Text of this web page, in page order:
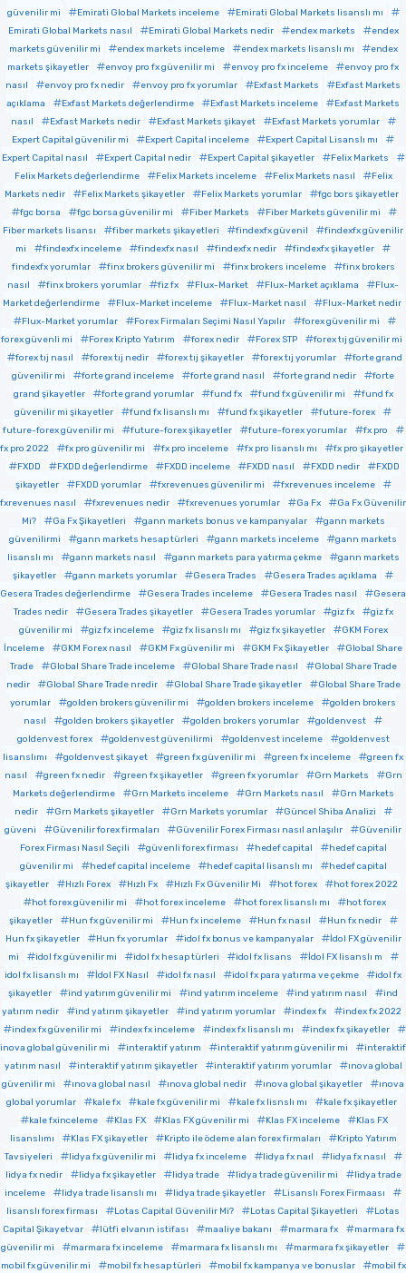
güvenilir mi Emirati Global Markets inceleme
Emirati Global Markets lisanslı mı
Emirati Global Markets nasıl
Emirati Global Markets nedir endex markets
endex
markets güvenilir mi
endex markets inceleme endex markets lisanslı mı
endex
markets şikayetler
envoy pro fx güvenilir mi envoy pro fx inceleme
envoy pro fx
nasıl
envoy pro fx nedir envoy pro fx yorumlar Exfast Markets
Exfast Markets
açıklama
Exfast Markets değerlendirme Exfast Markets inceleme
Exfast Markets
nasıl
Exfast Markets nedir Exfast Markets şikayet
Exfast Markets yorumlar
Expert Capital güvenilir mi
Expert Capital inceleme
Expert Capital Lisanslı mı
Expert Capital nasıl
Expert Capital nedir Expert Capital şikayetler
Felix Markets
Felix Markets değerlendirme
Felix Markets inceleme Felix Markets nasıl
Felix
Markets nedir
Felix Markets şikayetler Felix Markets yorumlar
fgc bors şikayetler
fgc borsa
fgc borsa güvenilir mi Fiber Markets
Fiber Markets güvenilir mi
Fiber markets lisansı
fiber markets şikayetleri findexfx güvenil
findexfx güvenilir
mi
findexfx inceleme findexfx nasıl findexfx nedir
findexfx şikayetler
findexfx yorumlar
finx brokers güvenilir mi finx brokers inceleme
finx brokers
nasıl
finx brokers yorumlar fiz fx Flux-Market Flux-Market açıklama
Flux-
Market değerlendirme
Flux-Market inceleme Flux-Market nasıl
Flux-Market nedir
Flux-Market yorumlar
Forex Firmaları Seçimi Nasıl Yapılır
forex güvenilir mi
forex güvenli mi
Forex Kripto Yatırım forex nedir Forex STP
forex tıj güvenilir mi
forex tıj nasıl
forex tıj nedir forex tıj şikayetler forex tıj yorumlar
forte grand
güvenilir mi
forte grand inceleme forte grand nasıl forte grand nedir
forte
grand şikayetler
forte grand yorumlar fund fx fund fx güvenilir mi
fund fx
güvenilir mi şikayetler
fund fx lisanslı mı fund fx şikayetler
future-forex
future-forex güvenilir mi
future-forex şikayetler future-forex yorumlar
fx pro
fx pro 2022
fx pro güvenilir mi fx pro inceleme fx pro lisanslı mı
fx pro şikayetler
FXDD
FXDD değerlendirme FXDD inceleme FXDD nasıl FXDD nedir
FXDD
şikayetler
FXDD yorumlar fxrevenues güvenilir mi
fxrevenues inceleme
fxrevenues nasıl
fxrevenues nedir fxrevenues yorumlar Ga Fx
Ga Fx Güvenilir
Mi?
Ga Fx Şikayetleri gann markets bonus ve kampanyalar
gann markets
güvenilirmi
gann markets hesap türleri gann markets inceleme
gann markets
lisanslı mı
gann markets nasıl gann markets para yatırma çekme
gann markets
şikayetler
gann markets yorumlar Gesera Trades
Gesera Trades açıklama
Gesera Trades değerlendirme
Gesera Trades inceleme Gesera Trades nasıl
Gesera
Trades nedir
Gesera Trades şikayetler Gesera Trades yorumlar giz fx
giz fx
güvenilir mi
giz fx inceleme giz fx lisanslı mı giz fx şikayetler
GKM Forex
İnceleme
GKM Forex nasıl GKM Fx güvenilir mi GKM Fx Şikayetler
Global Share
Trade
Global Share Trade inceleme Global Share Trade nasıl
Global Share Trade
nedir
Global Share Trade nredir Global Share Trade şikayetler
Global Share Trade
yorumlar
golden brokers güvenilir mi golden brokers inceleme
golden brokers
nasıl
golden brokers şikayetler golden brokers yorumlar
goldenvest
goldenvest forex
goldenvest güvenilirmi goldenvest inceleme
goldenvest
lisanslımı
goldenvest şikayet green fx güvenilir mi green fx inceleme
green fx
nasıl
green fx nedir green fx şikayetler green fx yorumlar Grn Markets
Grn
Markets değerlendirme
Grn Markets inceleme Grn Markets nasıl
Grn Markets
nedir
Grn Markets şikayetler Grn Markets yorumlar
Güncel Shiba Analizi
güveni
Güvenilir forex firmaları Güvenilir Forex Firması nasıl anlaşılır
Güvenilir
Forex Firması Nasıl Seçili
güvenli forex firması hedef capital
hedef capital
güvenilir mi
hedef capital inceleme hedef capital lisanslı mı
hedef capital
şikayetler
Hızlı Forex Hızlı Fx Hızlı Fx Güvenilir Mi hot forex
hot forex 2022
hot forex güvenilir mi
hot forex inceleme hot forex lisanslı mı
hot forex
şikayetler
Hun fx güvenilir mi Hun fx inceleme Hun fx nasıl
Hun fx nedir
Hun fx şikayetler
Hun fx yorumlar idol fx bonus ve kampanyalar
İdol FX güvenilir
mi
idol fx güvenilir mi idol fx hesap türleri idol fx lisans
İdol FX lisanslı m
idol fx lisanslı mı
İdol FX Nasıl idol fx nasıl idol fx para yatırma ve çekme
idol fx
şikayetler
ind yatırım güvenilir mi ind yatırım inceleme ind yatırım nasıl
ind
yatırım nedir
ind yatırım şikayetler ind yatırım yorumlar index fx
index fx 2022
index fx güvenilir mi
index fx inceleme index fx lisanslı mı
index fx şikayetler
inova global güvenilir mi
interaktif yatırım interaktif yatırım güvenilir mi
interaktif
yatırım nasıl
interaktif yatırım şikayetler interaktif yatırım yorumlar
ınova global
güvenilir mi
ınova global nasıl ınova global nedir ınova global şikayetler
ınova
global yorumlar
kale fx kale fx güvenilir mi kale fx lisnslı mı
kale fx şikayetler
kale fxinceleme
Klas FX Klas FX güvenilir mi Klas FX inceleme
Klas FX
lisanslımı
Klas FX şikayetler Kripto ile ödeme alan forex firmaları
Kripto Yatırım
Tavsiyeleri
lidya fx güvenilir mi lidya fx inceleme lidya fx naıl
lidya fx nasıl
lidya fx nedir
lidya fx şikayetler lidya trade lidya trade güvenilir mi
lidya trade
inceleme
lidya trade lisanslı mı lidya trade şikayetler
Lisanslı Forex Firmaası
lisanslı forex firması
Lotas Capital Güvenilir Mi? Lotas Capital Şikayetleri
Lotas
Capital Şikayetvar
lütfi elvanın istifası maaliye bakanı marmara fx
marmara fx
güvenilir mi
marmara fx inceleme marmara fx lisanslı mı
marmara fx şikayetler
mobil fx güvenilir mi
mobil fx hesap türleri mobil fx kampanya ve bonuslar
mobil fx